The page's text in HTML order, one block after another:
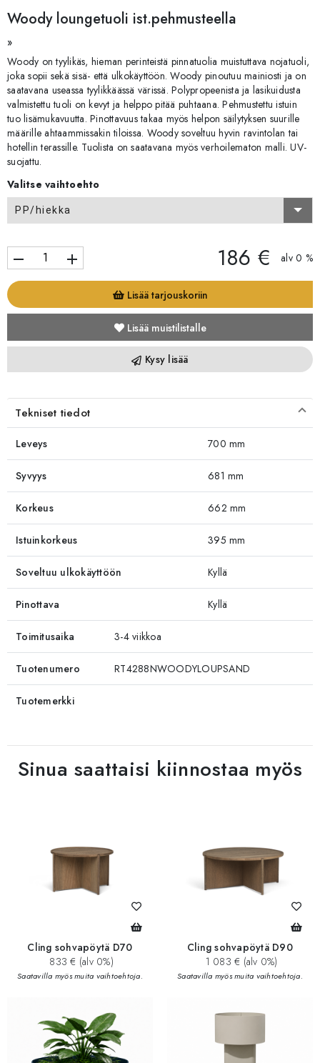
Woody loungetuoli ist.pehmusteella
»
Woody on tyylikäs, hieman perinteistä pinnatuolia muistuttava nojatuoli,
joka sopii sekä sisä- että ulkokäyttöön. Woody pinoutuu mainiosti ja on
saatavana useassa tyylikkäässä värissä. Polypropeenista ja lasikuidusta
valmistettu tuoli on kevyt ja helppo pitää puhtaana. Pehmustettu istuin
tuo lisämukavuutta. Pinottavuus takaa myös helpon säilytyksen suurille
määrille ahtaammissakin tiloissa. Woody soveltuu hyvin ravintolan tai
hotellin terassille. Tuolista on saatavana myös verhoilematon malli. UV-
suojattu.
Valitse vaihtoehto
PP/hiekka
remove add 186 € alv 0 %
Lisää tarjouskoriin
Lisää muistilistalle
Kysy lisää
Tekniset tiedot
Leveys 700 mm
Syvyys 681 mm
Korkeus 662 mm
Istuinkorkeus 395 mm
Soveltuu ulkokäyttöön Kyllä
Pinottava Kyllä
Toimitusaika 3-4 viikkoa
Tuotenumero RT4288NWOODYLOUPSAND
Tuotemerkki
Sinua saattaisi kiinnostaa myös
Cling sohvapöytä D70
833 € (alv 0%)
Saatavilla myös muita vaihtoehtoja.
Cling sohvapöytä D90
1 083 € (alv 0%)
Saatavilla myös muita vaihtoehtoja.